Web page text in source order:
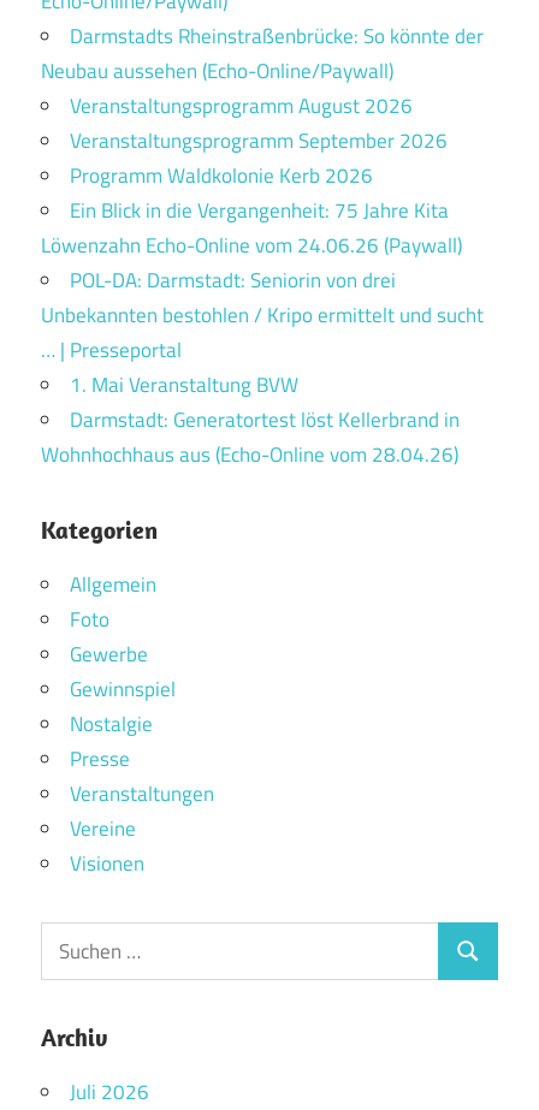
Darmstadts Rheinstraßenbrücke: So könnte der
Neubau aussehen (Echo-Online/Paywall)
Veranstaltungsprogramm August 2026
Veranstaltungsprogramm September 2026
Programm Waldkolonie Kerb 2026
Ein Blick in die Vergangenheit: 75 Jahre Kita
Löwenzahn Echo-Online vom 24.06.26 (Paywall)
POL-DA: Darmstadt: Seniorin von drei
Unbekannten bestohlen / Kripo ermittelt und sucht
… | Presseportal
1. Mai Veranstaltung BVW
Darmstadt: Generatortest löst Kellerbrand in
Wohnhochhaus aus (Echo-Online vom 28.04.26)
Kategorien
Allgemein
Foto
Gewerbe
Gewinnspiel
Nostalgie
Presse
Veranstaltungen
Vereine
Visionen
Archiv
Juli 2026